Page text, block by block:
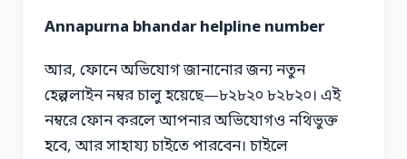
Annapurna bhandar helpline number
আর, ফোনে অভিযোগ জানানোর জন্য নতুন
হেল্পলাইন নম্বর চালু হয়েছে—৮২৮২০ ৮২৮২০। এই
নম্বরে ফোন করলে আপনার অভিযোগও নথিভুক্ত
হবে, আর সাহায্য চাইতে পারবেন। চাইলে